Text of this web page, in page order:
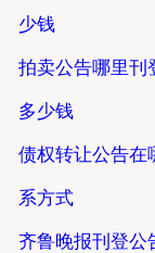
少钱
拍卖公告哪里刊
多少钱
债权转让公告在
系方式
齐鲁晚报刊登公